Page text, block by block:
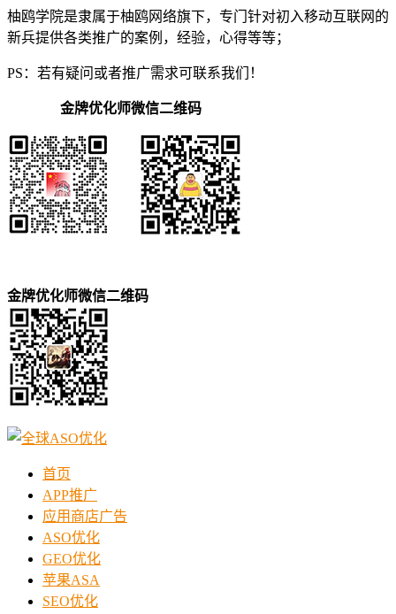
柚鸥学院是隶属于柚鸥网络旗下，专门针对初入移动互联网的
新兵提供各类推广的案例，经验，心得等等；
PS：若有疑问或者推广需求可联系我们！
金牌优化师微信二维码
金牌优化师微信二维码
首页
APP推广
应用商店广告
ASO优化
GEO优化
苹果ASA
SEO优化